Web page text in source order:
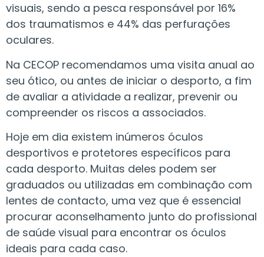
visuais, sendo a pesca responsável por 16%
dos traumatismos e 44% das perfurações
oculares.
Na CECOP recomendamos uma visita anual ao
seu ótico, ou antes de iniciar o desporto, a fim
de avaliar a atividade a realizar, prevenir ou
compreender os riscos a associados.
Hoje em dia existem inúmeros óculos
desportivos e protetores específicos para
cada desporto. Muitas deles podem ser
graduados ou utilizadas em combinação com
lentes de contacto, uma vez que é essencial
procurar aconselhamento junto do profissional
de saúde visual para encontrar os óculos
ideais para cada caso.